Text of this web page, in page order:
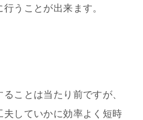
うことが出来ます。
ことは当たり前ですが、
していかに効率よく短時